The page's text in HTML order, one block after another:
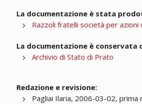
La documentazione è stata
Razzoli fratelli società per azioni
La documentazione è conservata
Archivio di Stato di Prato
Redazione e revisione:
Pagliai Ilaria, 2006-03-02, prima